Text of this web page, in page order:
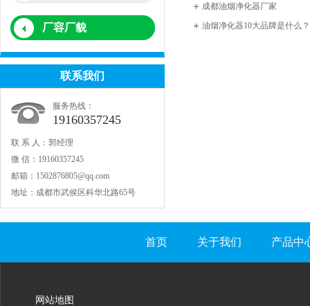
厂容厂貌
联系我们
服务热线：
19160357245
联 系 人：郭经理
微 信：19160357245
邮箱：1502876805@qq.com
地址：成都市武侯区科华北路65号
成都油烟净化器厂家
油烟净化器10大品牌是什么
首页 关于我们 产品中
网站地图